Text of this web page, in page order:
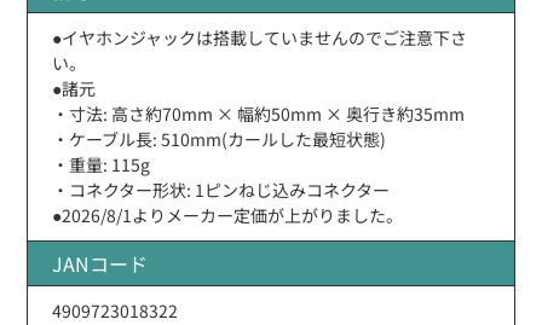
●イヤホンジャックは搭載していませんのでご注意下さ
い。
●諸元
・寸法: 高さ約70mm × 幅約50mm × 奥行き約35mm
・ケーブル長: 510mm(カールした最短状態)
・重量: 115g
・コネクター形状: 1ピンねじ込みコネクター
●2026/8/1よりメーカー定価が上がりました。
JANコード
4909723018322